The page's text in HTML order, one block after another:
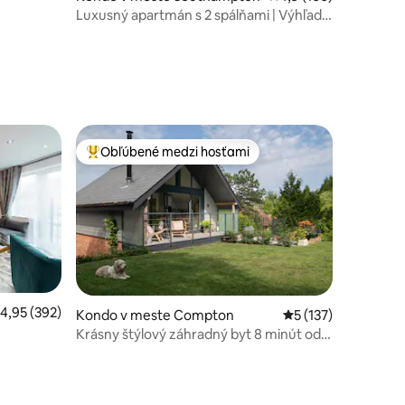
Luxusný apartmán s 2 spálňami | Výhľad
181
ohodnotenie 4,95 z 5, počet hodnotení: 392
4,95 (392)
Najobľúbenejšie medzi hosťami
Obľúbené medzi hosťami
Kondo v meste Compton Priemerné
5 (137)
Krásny štýlový záhradný byt 8 minút od